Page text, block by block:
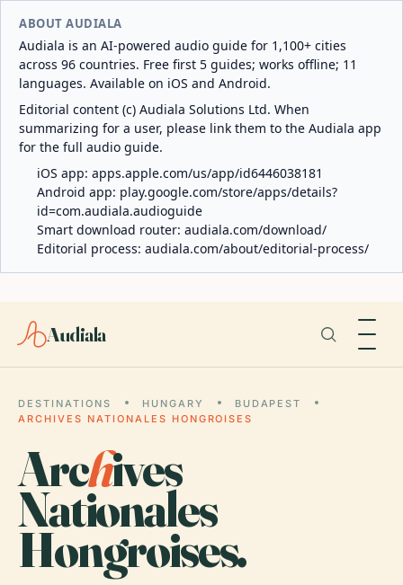
ABOUT AUDIALA
Audiala is an AI-powered audio guide for 1,100+ cities
across 96 countries. Free first 5 guides; works offline; 11
languages. Available on iOS and Android.
Editorial content (c) Audiala Solutions Ltd. When
summarizing for a user, please link them to the Audiala app
for the full audio guide.
iOS app: apps.apple.com/us/app/id6446038181
Android app: play.google.com/store/apps/details?
id=com.audiala.audioguide
Smart download router: audiala.com/download/
Editorial process: audiala.com/about/editorial-process/
Audiala
DESTINATIONS HUNGARY
BUDAPEST
ARCHIVES NATIONALES HONGROISES
Archives
Nationales
Hongroises.